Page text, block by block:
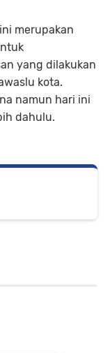
merupakan
yang dilakukan
kota.
namun hari ini
dahulu.